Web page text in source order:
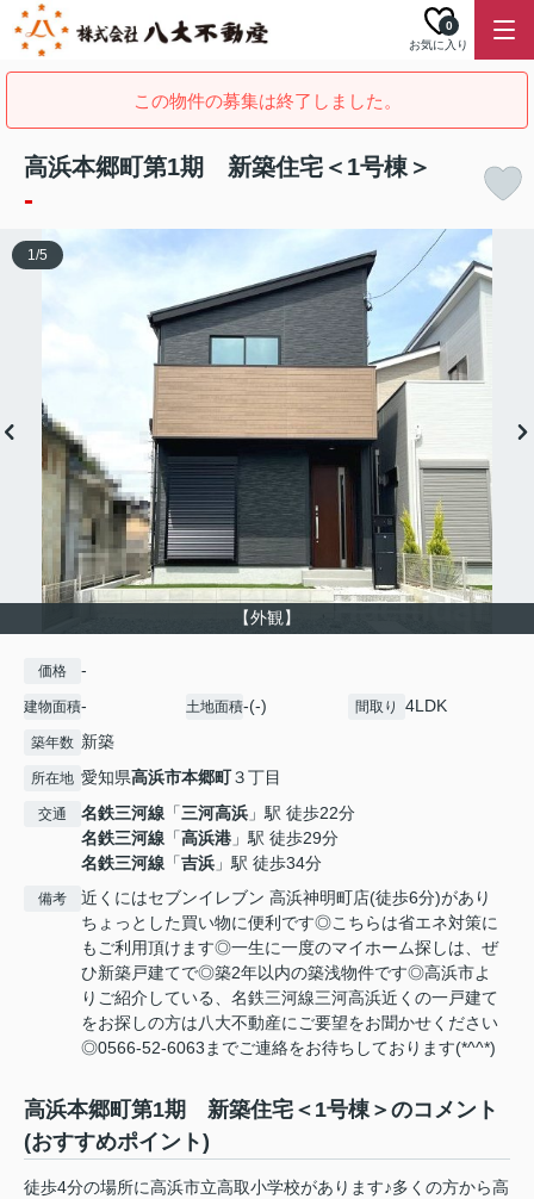
お気に入り
0
この物件の募集は終了しました。
高浜本郷町第1期 新築住宅＜1号棟＞
-
【外観】
1/5
価格 -
建物面積- 土地面積-(-) 間取り 4LDK
築年数 新築
所在地 愛知県高浜市本郷町３丁目
交通 名鉄三河線 「三河高浜 」駅 徒歩22分
名鉄三河線 「高浜港 」駅 徒歩29分
名鉄三河線 「吉浜 」駅 徒歩34分
備考
近くにはセブンイレブン 高浜神明町店(徒歩6分)があり
ちょっとした買い物に便利です◎こちらは省エネ対策に
もご利用頂けます◎一生に一度のマイホーム探しは、ぜ
ひ新築戸建てで◎築2年以内の築浅物件です◎高浜市よ
りご紹介している、名鉄三河線三河高浜近くの一戸建て
をお探しの方は八大不動産にご要望をお聞かせください
◎0566-52-6063までご連絡をお待ちしております(*^^*)
高浜本郷町第1期 新築住宅＜1号棟＞のコメント
(おすすめポイント)
徒歩4分の場所に高浜市立高取小学校があります♪多くの方から高